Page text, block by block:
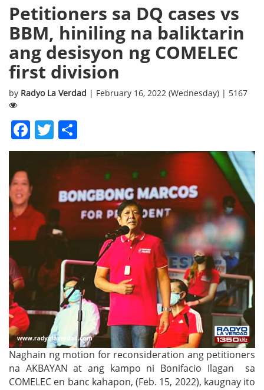
Petitioners sa DQ cases vs
BBM, hiniling na baliktarin
ang desisyon ng COMELEC
first division
by Radyo La Verdad | February 16, 2022 (Wednesday) | 5167
Facebook
Twitter
Naghain ng motion for reconsideration ang petitioners
na AKBAYAN at ang kampo ni Bonifacio Ilagan sa
COMELEC en banc kahapon, (Feb. 15, 2022), kaugnay ito